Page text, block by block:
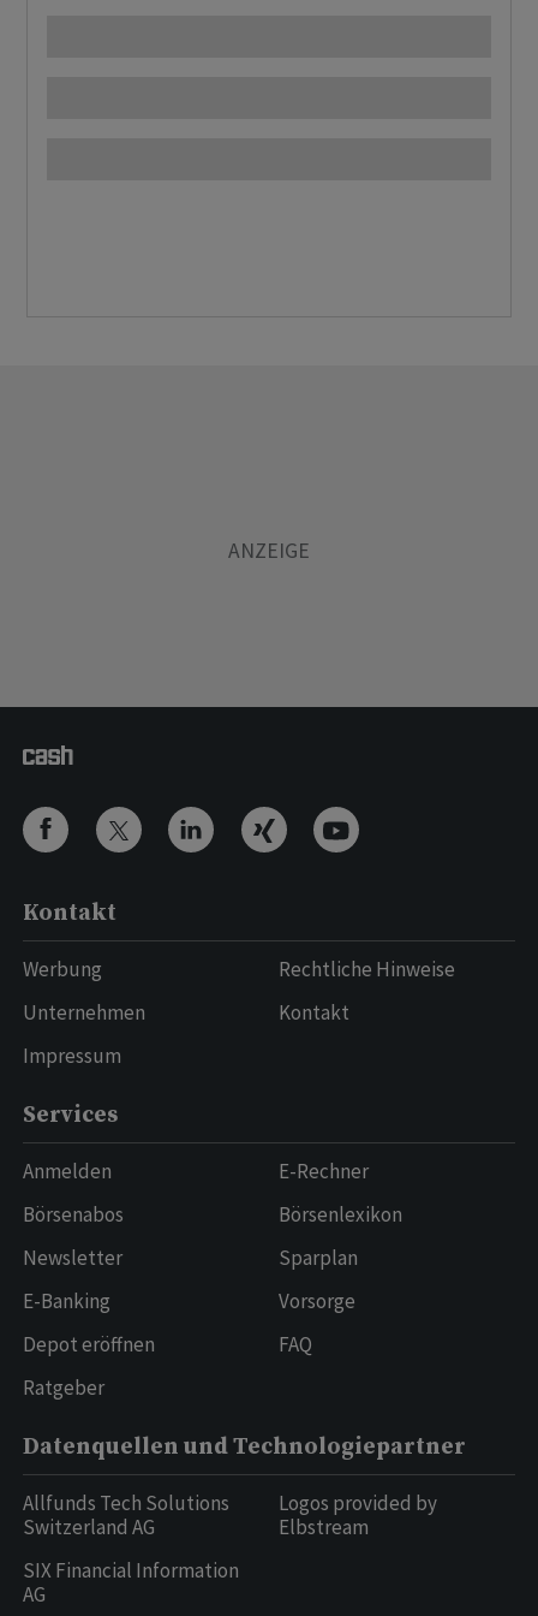
Kontakt
Werbung
Unternehmen
Impressum
Rechtliche Hinweise
Kontakt
Services
Anmelden
Börsenabos
Newsletter
E-Banking
Depot eröffnen
Ratgeber
E-Rechner
Börsenlexikon
Sparplan
Vorsorge
FAQ
Datenquellen und Technologiepartner
Allfunds Tech Solutions
Switzerland AG
SIX Financial Information
AG
Logos provided by
Elbstream